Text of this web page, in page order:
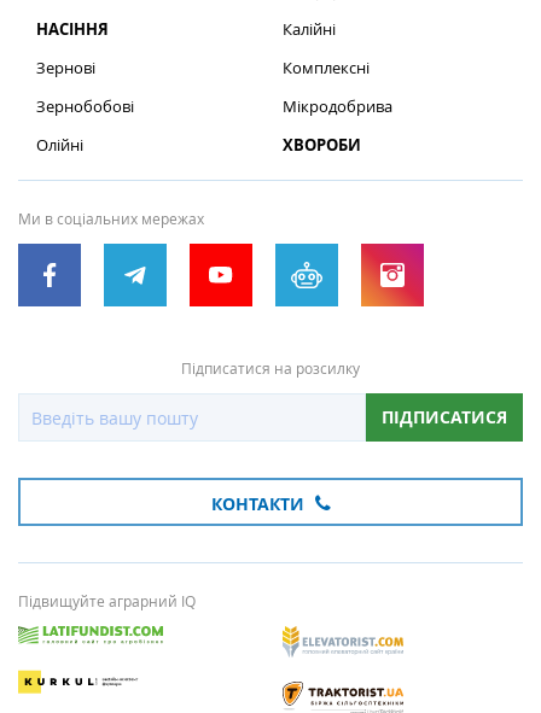
НАСІННЯ
Зернові
Зернобобові
Олійні
Калійні
Комплексні
Мікродобрива
ХВОРОБИ
Ми в соціальних мережах
Підписатися на розсилку
ПІДПИСАТИСЯ
КОНТАКТИ
Підвищуйте аграрний IQ